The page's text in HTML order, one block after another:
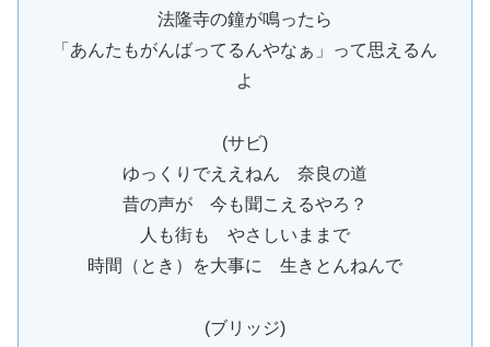
法隆寺の鐘が鳴ったら
「あんたもがんばってるんやなぁ」って思えるん
よ
(サビ)
ゆっくりでええねん 奈良の道
昔の声が 今も聞こえるやろ？
人も街も やさしいままで
時間（とき）を大事に 生きとんねんで
(ブリッジ)